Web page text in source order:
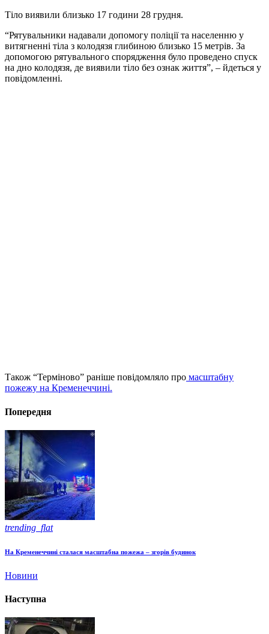
Тіло виявили близько 17 години 28 грудня.
“Рятувальники надавали допомогу поліції та населенню у
витягненні тіла з колодязя глибиною близько 15 метрів. За
допомогою рятувального спорядження було проведено спуск
на дно колодязя, де виявили тіло без ознак життя”, – йдеться у
повідомленні.
Також “Терміново” раніше повідомляло про масштабну
пожежу на Кременеччині.
Попередня
trending_flat
На Кременеччині сталася масштабна пожежа – згорів будинок
Новини
Наступна